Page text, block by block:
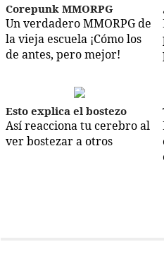
Corepunk MMORPG
Un verdadero MMORPG de
la vieja escuela ¡Cómo los
de antes, pero mejor!
Esto explica el bostezo
Así reacciona tu cerebro al
ver bostezar a otros